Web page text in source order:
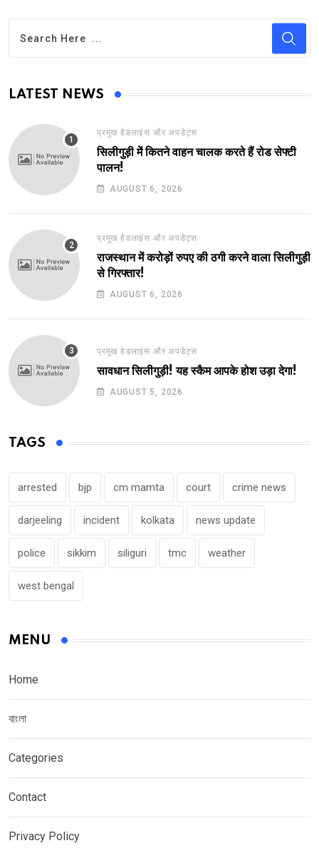
LATEST NEWS
प्रमुख हेडलाइंस और अपडेट्स
सिलीगुड़ी में कितने वाहन चालक करते हैं रोड सेफ्टी
पालन!
AUGUST 6, 2026
प्रमुख हेडलाइंस और अपडेट्स
राजस्थान में करोड़ों रुपए की ठगी करने वाला सिलीगुड़ी
से गिरफ्तार!
AUGUST 6, 2026
प्रमुख हेडलाइंस और अपडेट्स
सावधान सिलीगुड़ी! यह स्कैम आपके होश उड़ा देगा!
AUGUST 5, 2026
TAGS
arrested bjp cm mamta court crime news
darjeeling incident kolkata news update
police sikkim siliguri tmc weather
west bengal
MENU
Home
বাংলা
Categories
Contact
Privacy Policy